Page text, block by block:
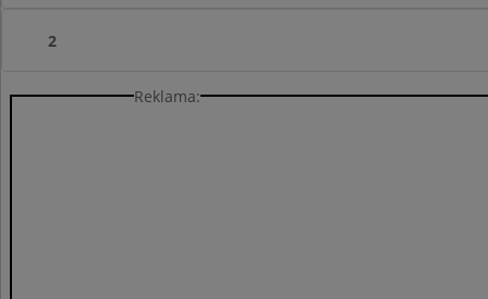
2
Reklama: